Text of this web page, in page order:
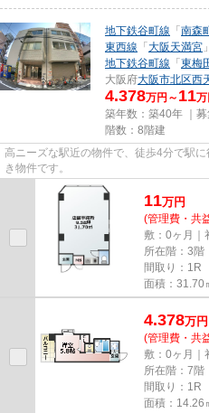
地下鉄谷町線 「 南森
東西線 「 大阪天満宮
地下鉄谷町線 「 東梅
大阪府大阪市北区西
4.378万円～ 11万
築年数：築40年 ｜募
階数：8階建
高ニーズな駅近の物件で、徒歩4分で駅
き物件です。
11万円
(管理費・共
敷：0ヶ月｜
所在階：3階
間取り：1R
面積：31.70
4.378万円
(管理費・共
敷：0ヶ月｜
所在階：7階
間取り：1R
面積：14.26